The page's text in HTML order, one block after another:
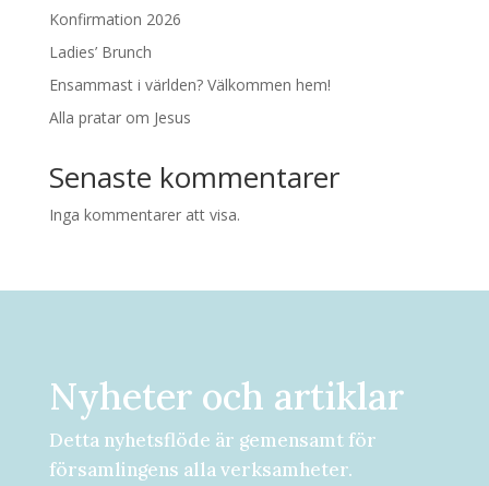
Konfirmation 2026
Ladies’ Brunch
Ensammast i världen? Välkommen hem!
Alla pratar om Jesus
Senaste kommentarer
Inga kommentarer att visa.
Nyheter och artiklar
Detta nyhetsflöde är gemensamt för
församlingens alla verksamheter.